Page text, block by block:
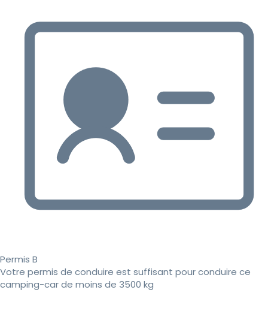
Permis B
Votre permis de conduire est suffisant pour conduire ce
camping-car de moins de 3500 kg